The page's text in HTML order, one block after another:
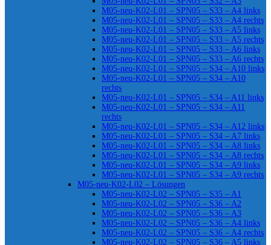
M05-neu-K02-L01 – SPN05 – S33 – A4 links
M05-neu-K02-L01 – SPN05 – S33 – A4 rechts
M05-neu-K02-L01 – SPN05 – S33 – A5 links
M05-neu-K02-L01 – SPN05 – S33 – A5 rechts
M05-neu-K02-L01 – SPN05 – S33 – A6 links
M05-neu-K02-L01 – SPN05 – S33 – A6 rechts
M05-neu-K02-L01 – SPN05 – S34 – A10 links
M05-neu-K02-L01 – SPN05 – S34 – A10
rechts
M05-neu-K02-L01 – SPN05 – S34 – A11 links
M05-neu-K02-L01 – SPN05 – S34 – A11
rechts
M05-neu-K02-L01 – SPN05 – S34 – A12 links
M05-neu-K02-L01 – SPN05 – S34 – A7 links
M05-neu-K02-L01 – SPN05 – S34 – A8 links
M05-neu-K02-L01 – SPN05 – S34 – A8 rechts
M05-neu-K02-L01 – SPN05 – S34 – A9 links
M05-neu-K02-L01 – SPN05 – S34 – A9 rechts
M05-neu-K02-L02 – Lösungen
M05-neu-K02-L02 – SPN05 – S35 – A1
M05-neu-K02-L02 – SPN05 – S36 – A2
M05-neu-K02-L02 – SPN05 – S36 – A3
M05-neu-K02-L02 – SPN05 – S36 – A4 links
M05-neu-K02-L02 – SPN05 – S36 – A4 rechts
M05-neu-K02-L02 – SPN05 – S36 – A5 links